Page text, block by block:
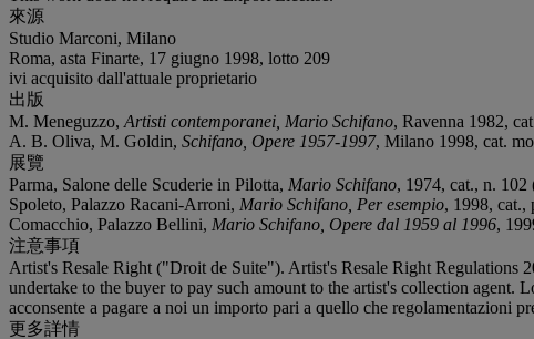
來源
Studio Marconi, Milano
Roma, asta Finarte, 17 giugno 1998, lotto 209
ivi acquisito dall'attuale proprietario
出版
M. Meneguzzo, Artisti contemporanei, Mario Schifano, Ravenna 1982,
A. B. Oliva, M. Goldin, Schifano, Opere 1957-1997, Milano 1998, cat.
展覽
Parma, Salone delle Scuderie in Pilotta, Mario Schifano, 1974, cat., n.
Spoleto, Palazzo Racani-Arroni, Mario Schifano, Per esempio, 1998, cat.,
Comacchio, Palazzo Bellini, Mario Schifano, Opere dal 1959 al 1996,
注意事項
Artist's Resale Right ("Droit de Suite"). Artist's Resale Right Regulations
undertake to the buyer to pay such amount to the artist's collection
acconsente a pagare a noi un importo pari a quello che regolamentazioni
更多詳情